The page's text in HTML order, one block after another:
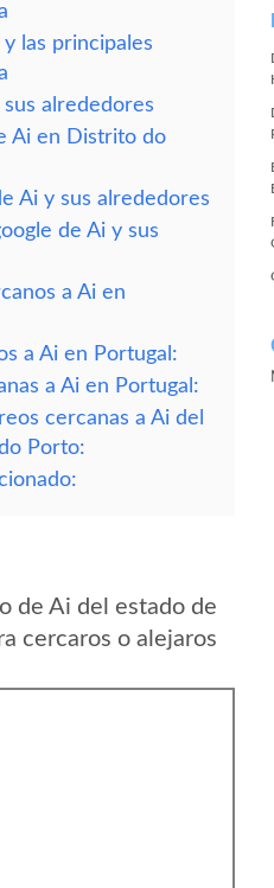
las principales
alrededores
Ai en Distrito do
Ai y sus alrededores
de Ai y sus
a Ai en
a Ai en Portugal:
a Ai en Portugal:
cercanas a Ai del
Porto:
de Ai del estado de
cercaros o alejaros